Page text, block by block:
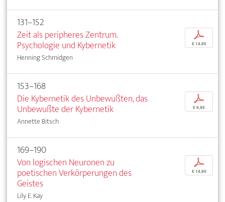
131–152
Zeit als peripheres Zentrum.
Psychologie und Kybernetik
Henning Schmidgen
p
€ 14,95
153–168
Die Kybernetik des Unbewußten, das
Unbewußte der Kybernetik
Annette Bitsch
p
€ 9,95
169–190
Von logischen Neuronen zu
poetischen Verkörperungen des
Geistes
Lily E. Kay
p
€ 14,95